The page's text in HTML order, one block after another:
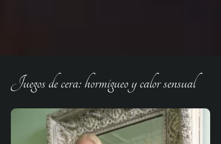
Juegos de cera: hormigueo y calor sensual